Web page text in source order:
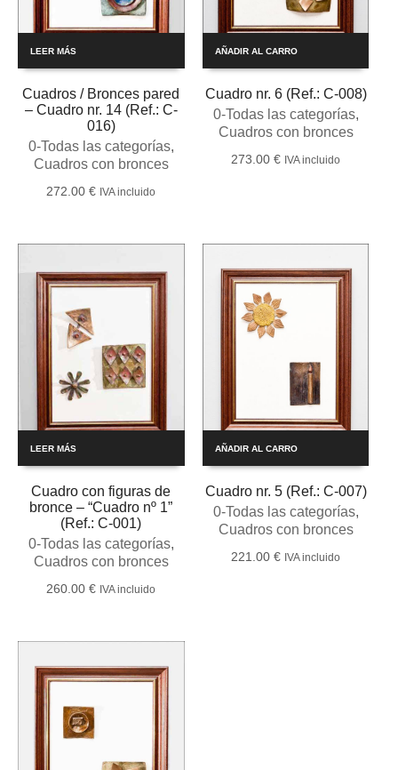
LEER MÁS
Cuadros / Bronces pared
– Cuadro nr. 14 (Ref.: C-
016)
0-Todas las categorías,
Cuadros con bronces
272.00€ IVA incluido
AÑADIR AL CARRO
Cuadro nr. 6 (Ref.: C-008)
0-Todas las categorías,
Cuadros con bronces
273.00 € IVA incluido
LEER MÁS
Cuadro con figuras de
bronce – “Cuadro nº 1”
(Ref.: C-001)
0-Todas las categorías,
Cuadros con bronces
260.00€ IVA incluido
AÑADIR AL CARRO
Cuadro nr. 5 (Ref.: C-007)
0-Todas las categorías,
Cuadros con bronces
221.00 € IVA incluido